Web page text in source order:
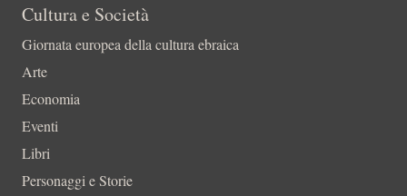
Cultura e Società
Giornata europea della cultura ebraica
Arte
Economia
Eventi
Libri
Personaggi e Storie